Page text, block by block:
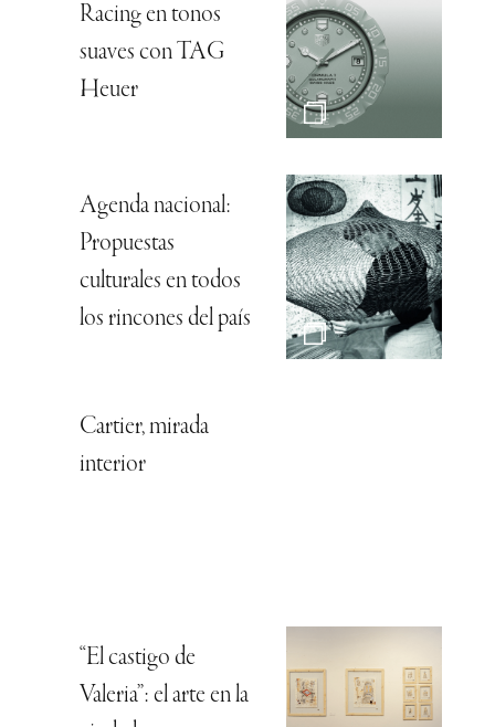
Racing en tonos
suaves con TAG
Heuer
Agenda nacional:
Propuestas
culturales en todos
los rincones del país
Cartier, mirada
interior
“El castigo de
Valeria”: el arte en la